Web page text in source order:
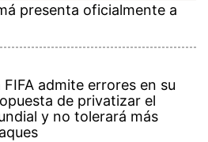
presenta oficialmente a
FIFA admite errores en su
de privatizar el
y no tolerará más